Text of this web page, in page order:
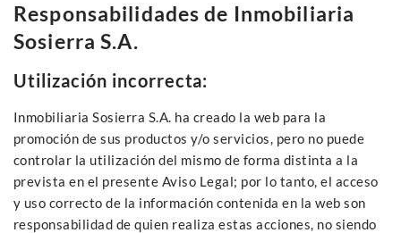
Responsabilidades de Inmobiliaria
Sosierra S.A.
Utilización incorrecta:
Inmobiliaria Sosierra S.A. ha creado la web para la
promoción de sus productos y/o servicios, pero no puede
controlar la utilización del mismo de forma distinta a la
prevista en el presente Aviso Legal; por lo tanto, el acceso
y uso correcto de la información contenida en la web son
responsabilidad de quien realiza estas acciones, no siendo